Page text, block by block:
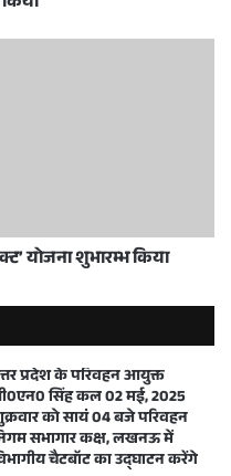
योजना शुभारम्भ किया
प्रदेश के परिवहन आयुक्त
सिंह कल 02 मई, 2025
को सायं 04 बजे परिवहन
सभागार कक्ष, लखनऊ में
चैटबॉट का उद्घाटन करेंगे